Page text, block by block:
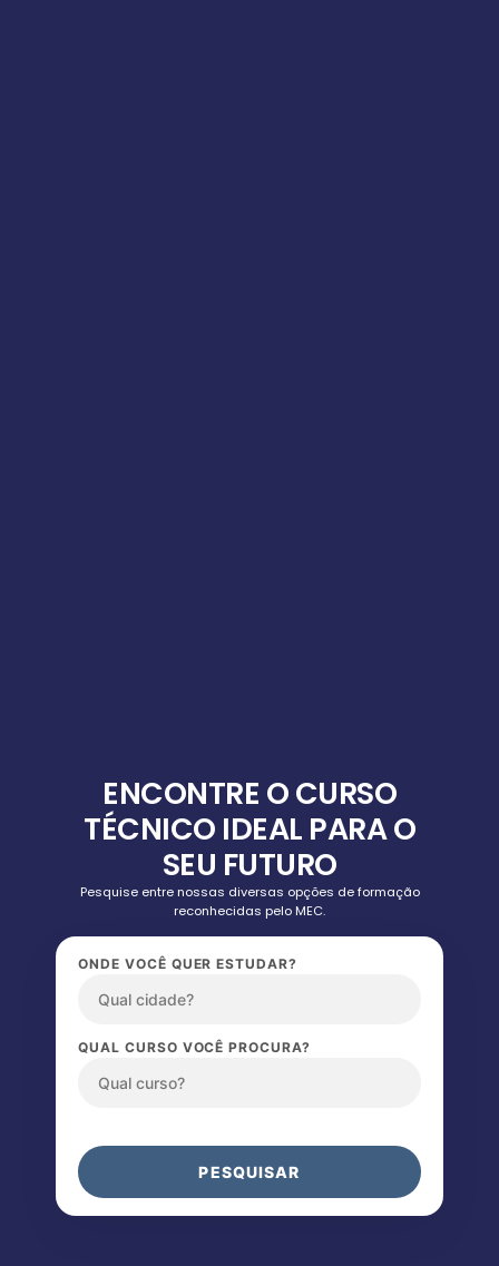
ENCONTRE O CURSO
TÉCNICO IDEAL PARA O
SEU FUTURO
Pesquise entre nossas diversas opções de formação
reconhecidas pelo MEC.
ONDE VOCÊ QUER ESTUDAR?
QUAL CURSO VOCÊ PROCURA?
PESQUISAR